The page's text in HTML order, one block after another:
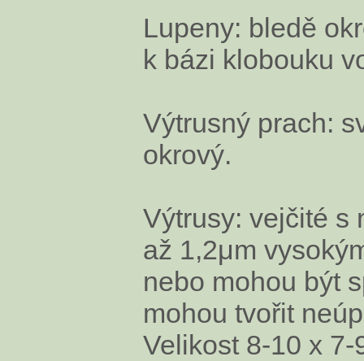
Lupeny: bledě
k bázi klobouku
Výtrusný prach:
okrový.
Výtrusy: vejčité s
až 1,2μm
nebo mohou být
mohou tvořit
Velikost 8-10 x 7-